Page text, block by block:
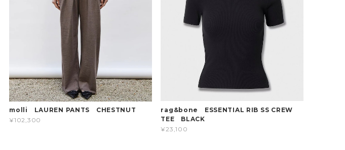
molli LAUREN PANTS CHESTNUT
¥102,300
rag&bone ESSENTIAL RIB SS CREW
TEE BLACK
¥23,100